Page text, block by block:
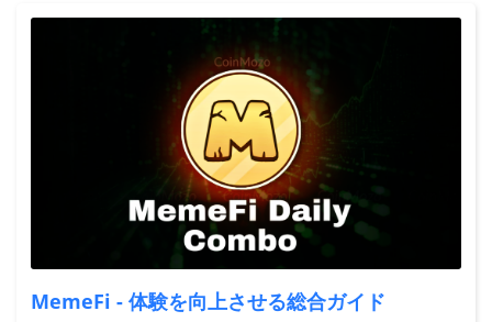
建設の時代でもあります。人類は暗闇の中で生き延び、他
の種族や自らの同族との長い戦争を終わらせるために手を
MemeFi - 体験を向上させる総合ガイド